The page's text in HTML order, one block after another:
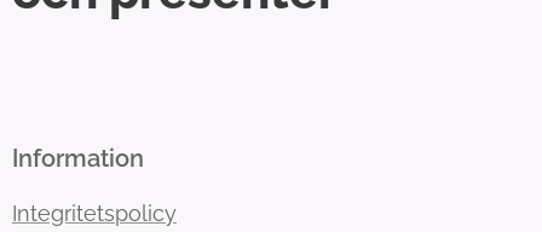
Information
Integritetspolicy